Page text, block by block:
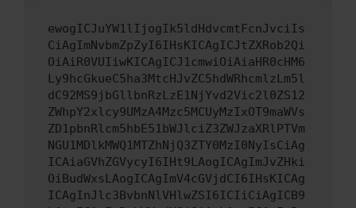
ewogICJuYW1lIjogIk5ldHdvcmtFcnJvciIs
CiAgImNvbmZpZyI6IHsKICAgICJtZXRob2Qi
OiAiR0VUIiwKICAgICJ1cmwiOiAiaHR0cHM6
Ly9hcGkueC5ha3MtcHJvZC5hdWRhcmlzLm5l
dC92MS9jbGllbnRzLzE1NjYvd2Vic2l0ZS12
ZWhpY2xlcy9UMzA4Mzc5MCUyMzIxOT9maWVs
ZD1pbnRlcm5hbE51bWJlciZ3ZWJzaXRlPTVm
NGU1MDlkMWQ1MTZhNjQ3ZTY0MzI0NyIsCiAg
ICAiaGVhZGVycyI6IHt9LAogICAgImJvZHki
OiBudWxsLAogICAgImV4cGVjdCI6IHsKICAg
ICAgInJlc3BvbnNlVHlwZSI6ICIiCiAgICB9